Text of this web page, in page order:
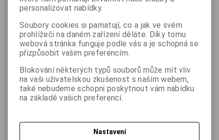
Měnič RDR7000GS 105
střední vodítko 11 kolo
Katalogové číslo:571513
Záruka (měsíců):24
Dodací lhůta (dnů) 1 -
Skladem:Na dotaz Ks
Měnič RDRX400 GRX 10 kolo -
dlouhé vodítko
Katalogové číslo:571629
Záruka (měsíců): 24
Dodací lhůta (dnů) 1 -
7
Skladem: Na dotaz Ks
Původní cena:1 799 Kč
Sleva: 5 %
personalizovat nabídky.
Soubory cookies si pamatují, co a jak ve svém
prohlížeči na daném zařízení děláte. Díky tomu
webová stránka funguje podle vás a je schopná se
přizpůsobit vašim preferencím.
Blokování některých typů souborů může mít vliv
na vaši uživatelskou zkušenost s naším webem,
také nebudeme schopni poskytnout vám nabídku
na základě vašich preferencí.
Nastavení